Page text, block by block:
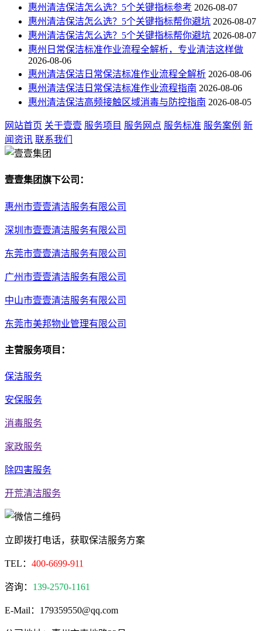
惠州清洁保洁怎么选？5个关键指标参考 2026-08-07
惠州清洁保洁怎么选？5个关键指标帮你避坑 2026-08-07
惠州清洁保洁怎么选？5个关键指标帮你避坑 2026-08-07
惠州日常保洁标准作业流程全解析，专业清洁这样做
2026-08-06
惠州清洁保洁日常保洁标准作业流程全解析 2026-08-06
惠州清洁保洁日常保洁标准作业流程指南 2026-08-06
惠州清洁保洁高频接触区域消毒与防控指南 2026-08-05
网站首页 关于壹壹 服务项目 服务网点 服务标准 服务案例 新
闻资讯 联系我们
壹壹集团旗下公司：
惠州市壹壹清洁服务有限公司
深圳市壹壹清洁服务有限公司
东莞市壹壹清洁服务有限公司
广州市壹壹清洁服务有限公司
中山市壹壹清洁服务有限公司
东莞市美邦物业管理有限公司
主营服务项目：
保洁服务
安保服务
消毒服务
家政服务
除四害服务
开荒清洁服务
立即拨打电话，获取保洁服务方案
TEL： 400-6699-911
咨询： 139-2570-1161
E-Mail：179359550@qq.com